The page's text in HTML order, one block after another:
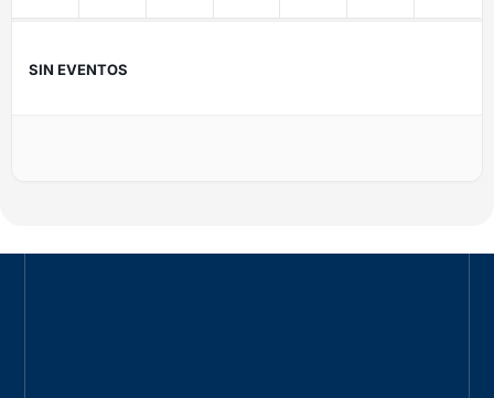
SIN EVENTOS